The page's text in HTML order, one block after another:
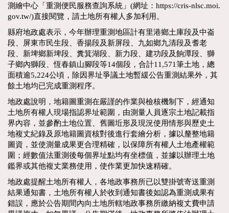
測繪中心「重測便民服務查詢系統」(網址：https://cris-nlsc.moi.
gov.tw/)直接閱覽，請土地所有權人多加利用。
縣府地政處表示，今年辦理重測地區計有里港鄉土庫段及中崙
段、屏東市民生段、香揚段及新屏段、九如鄉九清段及耆老
段、新埤鄉新埤段、糞箕湖段、新力段、建功段及餉潭段、獅
子鄉內獅段、恆春鎮山腳段等14個段，合計11,571筆土地，總
面積逾5,224公頃，除因界址爭議土地暫緩公告重測結果外，其
餘土地均已完成重測程序。
地政處說明，地籍圖重測在嚴謹的作業與檢核機制下，經通知
土地所有權人現場指認界址範圍，由測量人員逐宗土地記載指
界內容，並參酌土地位置、舊圖坵形及現況使用情形與歷史土
地複丈紀錄及原地籍圖資核對後進行套繪分析，據以釐整地籍
圖資，並使測量成果更合理精確，以保障所有權人土地產權範
圍；經數值法重測後每個界址點均有坐標值，並據以辦理土地
鑑界或其他複丈業務使用，使作業更加快速精確。
地政處提醒土地所有權人，各地政事務所已以雙掛號寄送重測
結果通知書，土地所有權人於收到通知書後如認為重測成果有
錯誤，應於公告期間內向土地所轄地政事務所繳納複丈費申請